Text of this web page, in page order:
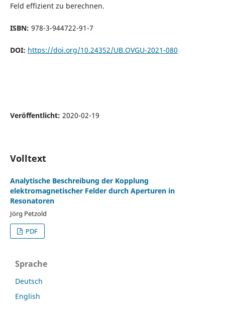
Feld effizient zu berechnen.
ISBN: 978-3-944722-91-7
DOI: https://doi.org/10.24352/UB.OVGU-2021-080
Veröffentlicht: 2020-02-19
Volltext
Analytische Beschreibung der Kopplung
elektromagnetischer Felder durch Aperturen in
Resonatoren
Jörg Petzold
PDF
Sprache
Deutsch
English